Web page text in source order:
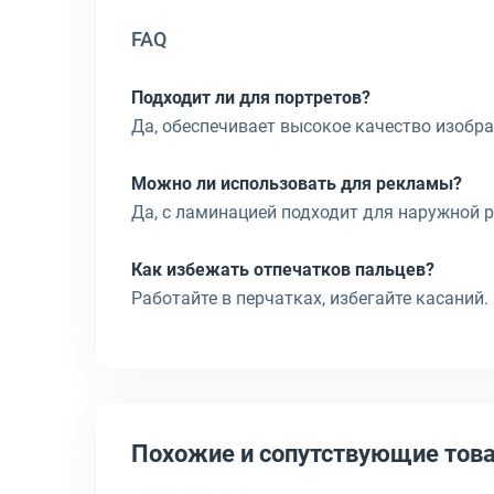
FAQ
Подходит ли для портретов?
Да, обеспечивает высокое качество
Можно ли использовать для рекламы?
Да, с ламинацией подходит для наружной
Как избежать отпечатков пальцев?
Работайте в перчатках, избегайте касаний.
Похожие и сопутствующие